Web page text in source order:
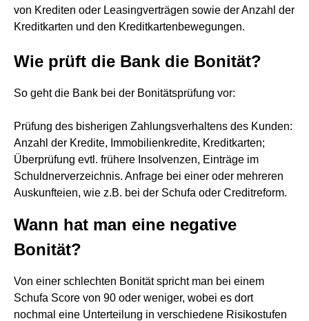
von Krediten oder Leasingverträgen sowie der Anzahl der
Kreditkarten und den Kreditkartenbewegungen.
Wie prüft die Bank die Bonität?
So geht die Bank bei der Bonitätsprüfung vor:
Prüfung des bisherigen Zahlungsverhaltens des Kunden:
Anzahl der Kredite, Immobilienkredite, Kreditkarten;
Überprüfung evtl. frühere Insolvenzen, Einträge im
Schuldnerverzeichnis. Anfrage bei einer oder mehreren
Auskunfteien, wie z.B. bei der Schufa oder Creditreform.
Wann hat man eine negative
Bonität?
Von einer schlechten Bonität spricht man bei einem
Schufa Score von 90 oder weniger, wobei es dort
nochmal eine Unterteilung in verschiedene Risikostufen